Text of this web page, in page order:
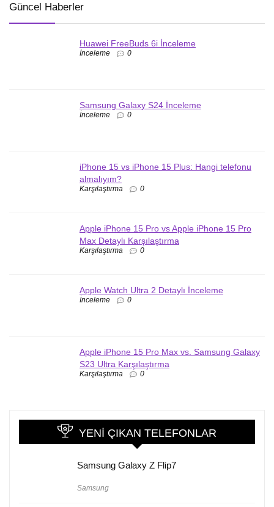
Güncel Haberler
Huawei FreeBuds 6i İnceleme
İnceleme 0
Samsung Galaxy S24 İnceleme
İnceleme 0
iPhone 15 vs iPhone 15 Plus: Hangi telefonu
almalıyım?
Karşılaştırma 0
Apple iPhone 15 Pro vs Apple iPhone 15 Pro
Max Detaylı Karşılaştırma
Karşılaştırma 0
Apple Watch Ultra 2 Detaylı İnceleme
İnceleme 0
Apple iPhone 15 Pro Max vs. Samsung Galaxy
S23 Ultra Karşılaştırma
Karşılaştırma 0
YENI ÇIKAN TELEFONLAR
Samsung Galaxy Z Flip7
Samsung